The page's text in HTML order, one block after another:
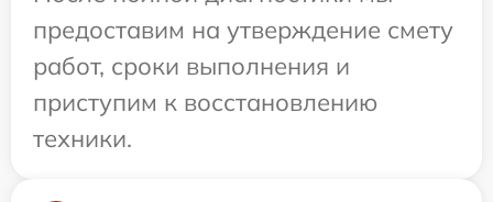
предоставим на утверждение смету
работ, сроки выполнения и
приступим к восстановлению
техники.